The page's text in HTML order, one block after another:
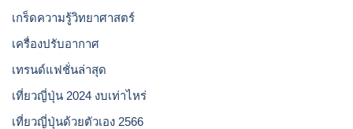
เกร็ดความรู้วิทยาศาสตร์
เครื่องปรับอากาศ
เทรนด์แฟชั่นล่าสุด
เที่ยวญี่ปุ่น 2024 งบเท่าไหร่
เที่ยวญี่ปุ่นด้วยตัวเอง 2566